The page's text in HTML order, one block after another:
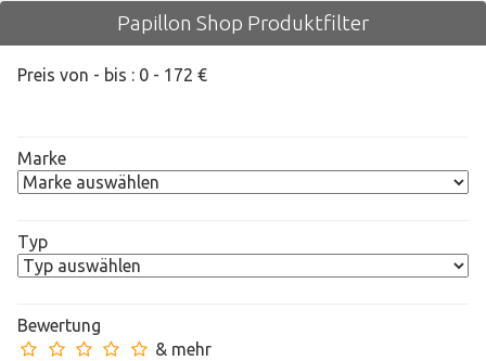
Papillon Shop Produktfilter
Preis von - bis : 0 - 172 €
Marke
Typ
Bewertung
& mehr